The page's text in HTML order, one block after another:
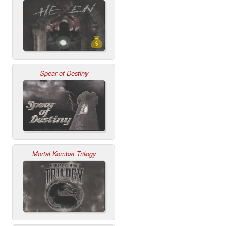
Spear of Destiny
Mortal Kombat Trilogy